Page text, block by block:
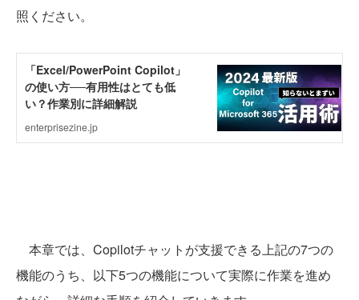
照ください。
本章では、Copilotチャットが支援できる上記の7つの
機能のうち、以下5つの機能について実際に作業を進め